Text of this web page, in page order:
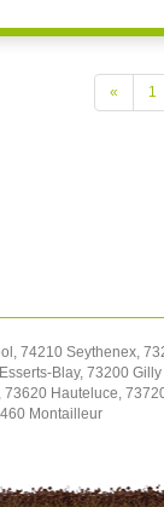
« 1
74210 Seythenex,
Blay, 73200 Gilly
Hauteluce,
Montailleur